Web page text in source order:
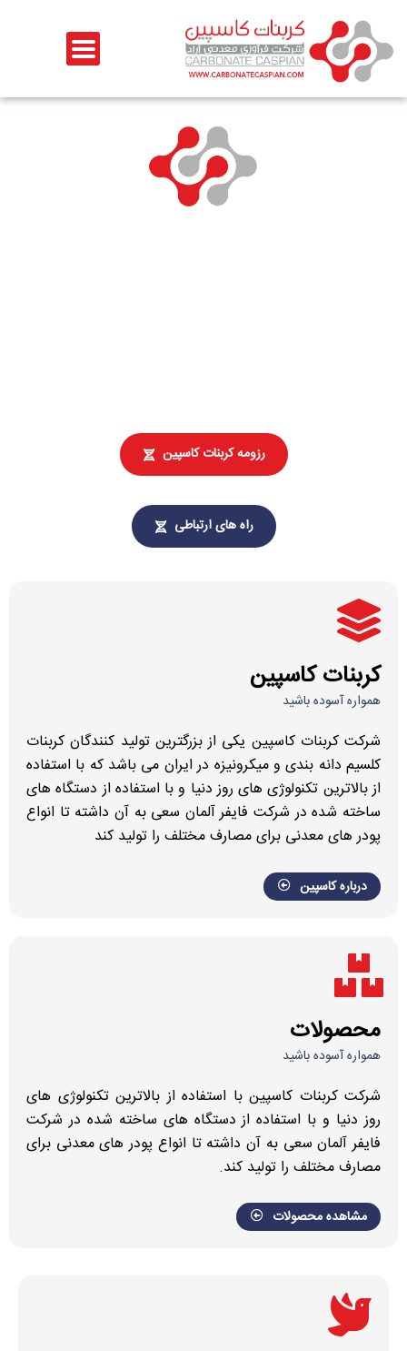
محتوا
رزومه کربنات کاسپین
راه های ارتباطی
کربنات کاسپین
همواره آسوده باشید
شرکت کربنات کاسپین یکی از بزرگترین تولید کنندگان کربنات
کلسیم دانه بندی و میکرونیزه در ایران می باشد که با استفاده
از بالاترین تکنولوژی های روز دنیا و با استفاده از دستگاه های
ساخته شده در شرکت فایفر آلمان سعی به آن داشته تا انواع
پودر های معدنی برای مصارف مختلف را تولید کند
درباره کاسپین
محصولات
همواره آسوده باشید
شرکت کربنات کاسپین با استفاده از بالاترین تکنولوژی های
روز دنیا و با استفاده از دستگاه های ساخته شده در شرکت
فایفر آلمان سعی به آن داشته تا انواع پودر های معدنی برای
مصارف مختلف را تولید کند.
مشاهده محصولات